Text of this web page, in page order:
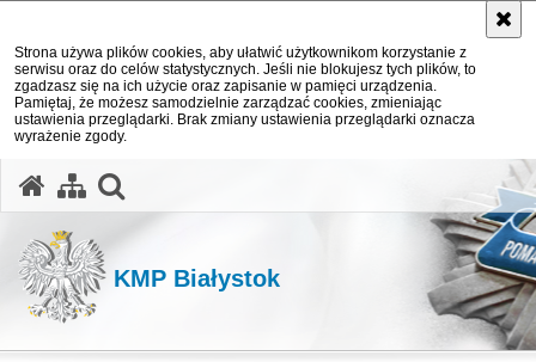
Strona używa plików cookies, aby ułatwić użytkownikom korzystanie z
serwisu oraz do celów statystycznych. Jeśli nie blokujesz tych plików, to
zgadzasz się na ich użycie oraz zapisanie w pamięci urządzenia.
Pamiętaj, że możesz samodzielnie zarządzać cookies, zmieniając
ustawienia przeglądarki. Brak zmiany ustawienia przeglądarki oznacza
wyrażenie zgody.
KMP Białystok